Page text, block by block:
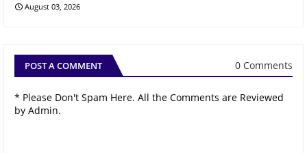
August 03, 2026
POST A COMMENT 0 Comments
* Please Don't Spam Here. All the Comments are Reviewed
by Admin.